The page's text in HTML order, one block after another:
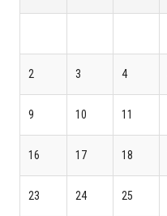
2 3 4
9 10 11
16 17 18
23 24 25